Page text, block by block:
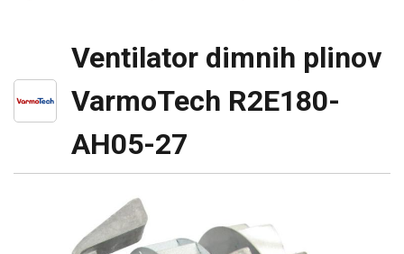
Ventilator dimnih plinov
VarmoTech R2E180-
AH05-27